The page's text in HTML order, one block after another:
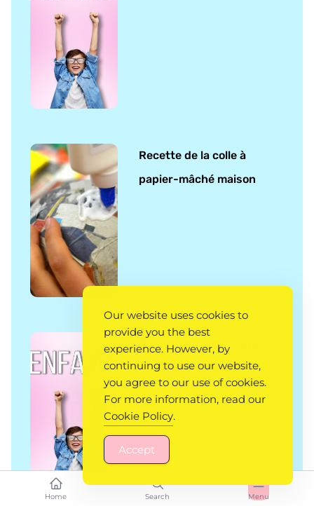
Home Search Menu
Recette de la colle à
papier-mâché maison
Recette de la peinture
gonflante maison
Our website uses cookies to
provide you the best
experience. However, by
continuing to use our website,
you agree to our use of cookies.
For more information, read our
Cookie Policy.
Accept